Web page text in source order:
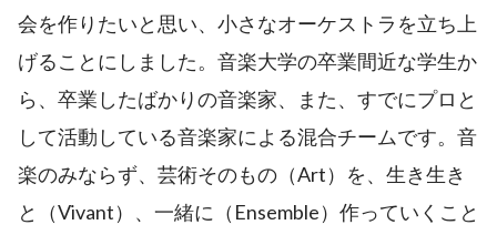
会を作りたいと思い、小さなオーケストラを立ち上
げることにしました。音楽大学の卒業間近な学生か
ら、卒業したばかりの音楽家、また、すでにプロと
して活動している音楽家による混合チームです。音
楽のみならず、芸術そのもの（Art）を、生き生き
と（Vivant）、一緒に（Ensemble）作っていくこと